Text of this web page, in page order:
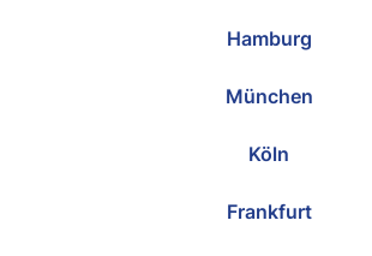
Hamburg
München
Köln
Frankfurt